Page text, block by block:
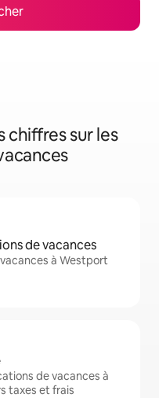
chiffres sur les
de vacances
à Westport
de vacances à
taxes et frais